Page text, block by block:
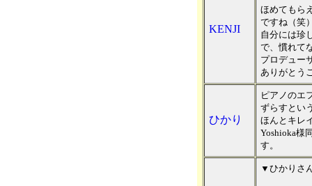
KENJI
ほめてもら
ですね（笑
自分には珍
で、慣れて
プロデュー
ありがとう
ひかり
ピアノのエ
ずらすとい
ほんとキレ
Yoshioka様
す。
▼ひかりさ